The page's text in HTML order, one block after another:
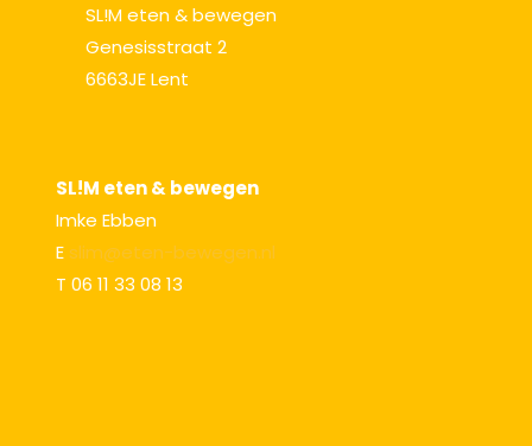
SL!M eten & bewegen
Genesisstraat 2
6663JE Lent
SL!M eten & bewegen
Imke Ebben
E slim@eten-bewegen.nl
T 06 11 33 08 13